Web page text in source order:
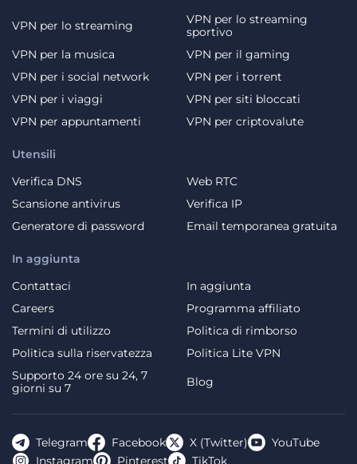
VPN per lo streaming
VPN per lo streaming
sportivo
VPN per la musica
VPN per il gaming
VPN per i social network
VPN per i torrent
VPN per i viaggi
VPN per siti bloccati
VPN per appuntamenti
VPN per criptovalute
In aggiunta
Contattaci
In aggiunta
Careers
Programma affiliato
Termini di utilizzo
Politica di rimborso
Politica sulla riservatezza
Politica Lite VPN
Supporto 24 ore su 24, 7
giorni su 7
Blog
Utensili
Verifica DNS
Web RTC
Scansione antivirus
Verifica IP
Generatore di password
Email temporanea gratuita
Telegram Facebook X (Twitter)
YouTube
Instagram
Pinterest TikTok